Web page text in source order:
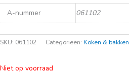
A-nummer 061102
SKU: 061102 Categorieën: Koken & bakken
Niet op voorraad